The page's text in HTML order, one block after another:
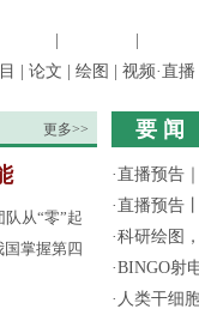
论文 绘图 视频·直播
更多>>
从“零”起
掌握第四
要 闻
·直播预告
·直播预告
·科研绘图
·BINGO射
· 人类干细